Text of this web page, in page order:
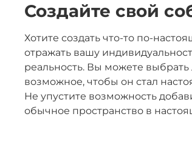
Создайте свой
Хотите создать что-то по-
отражать вашу
реальность. Вы можете
возможное, чтобы он стал
Не упустите возможность
обычное пространство в